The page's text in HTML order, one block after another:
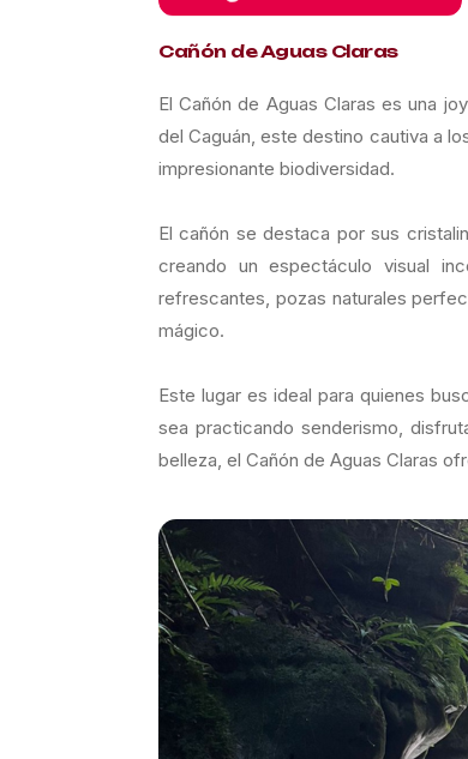
Cañón de Aguas Claras
El Cañón de Aguas Claras es una
del Caguán, este destino cautiva a
impresionante biodiversidad.
El cañón se destaca por sus
creando un espectáculo visual
refrescantes, pozas naturales
mágico.
Este lugar es ideal para quienes
sea practicando senderismo,
belleza, el Cañón de Aguas Claras